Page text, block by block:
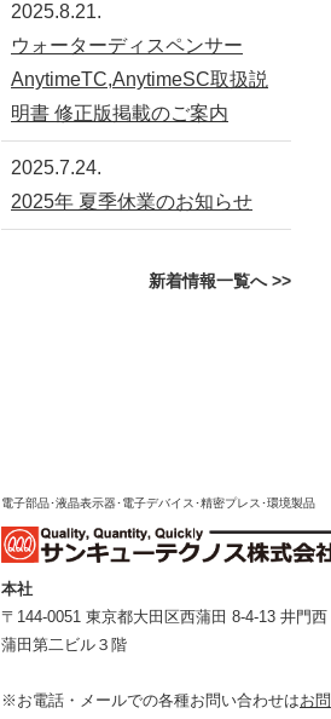
2025.8.21.
ウォーターディスペンサー
AnytimeTC,AnytimeSC取扱説
明書 修正版掲載のご案内
2025.7.24.
2025年 夏季休業のお知らせ
新着情報一覧へ >>
電子部品･液晶表示器･電子デバイス･精密プレス･環境製品
本社
〒144-0051 東京都⼤⽥区⻄蒲⽥ 8-4-13 井⾨⻄
蒲⽥第⼆ビル３階
※お電話・メールでの各種お問い合わせはお問